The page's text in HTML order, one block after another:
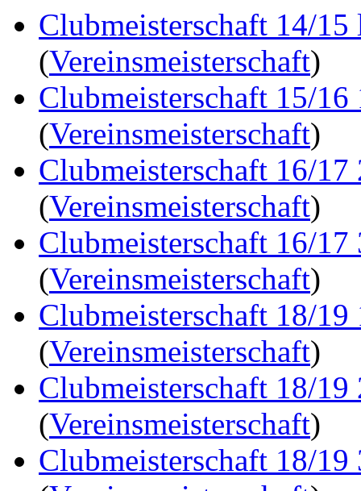
Clubmeisterschaft 14/15
(Vereinsmeisterschaft)
Clubmeisterschaft 15/16
(Vereinsmeisterschaft)
Clubmeisterschaft 16/17
(Vereinsmeisterschaft)
Clubmeisterschaft 16/17
(Vereinsmeisterschaft)
Clubmeisterschaft 18/19
(Vereinsmeisterschaft)
Clubmeisterschaft 18/19
(Vereinsmeisterschaft)
Clubmeisterschaft 18/19